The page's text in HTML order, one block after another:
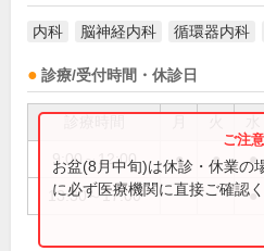
内科 脳神経内科 循環器内科
診療/受付時間・休診日
9:00～12:00 ● ● ●
13:30～17:00 ●
お盆(8月中旬)は休診・休業の
に必ず医療機関に直接ご確認く